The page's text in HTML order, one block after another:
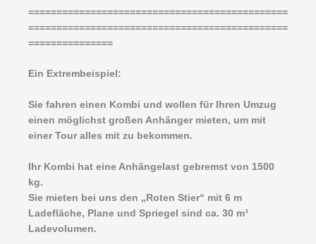
==============================================
==============================================
===============
Ein Extrembeispiel:
Sie fahren einen Kombi und wollen für Ihren Umzug
einen möglichst großen Anhänger mieten, um mit
einer Tour alles mit zu bekommen.
Ihr Kombi hat eine Anhängelast gebremst von 1500
kg.
Sie mieten bei uns den „Roten Stier“ mit 6 m
Ladefläche, Plane und Spriegel sind ca. 30 m³
Ladevolumen.